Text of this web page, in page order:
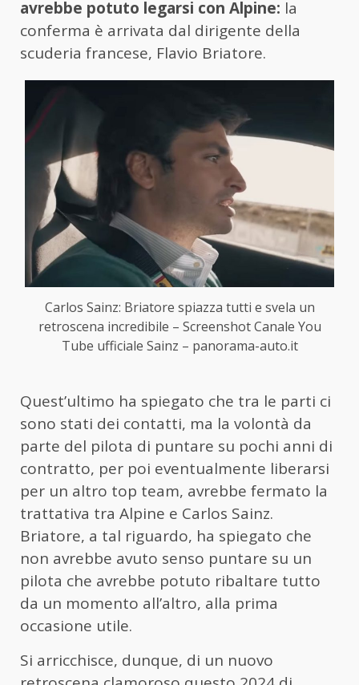
avrebbe potuto legarsi con Alpine: la
conferma è arrivata dal dirigente della
scuderia francese, Flavio Briatore.
Carlos Sainz: Briatore spiazza tutti e svela un
retroscena incredibile – Screenshot Canale You
Tube ufficiale Sainz – panorama-auto.it
Quest’ultimo ha spiegato che tra le parti ci
sono stati dei contatti, ma la volontà da
parte del pilota di puntare su pochi anni di
contratto, per poi eventualmente liberarsi
per un altro top team, avrebbe fermato la
trattativa tra Alpine e Carlos Sainz.
Briatore, a tal riguardo, ha spiegato che
non avrebbe avuto senso puntare su un
pilota che avrebbe potuto ribaltare tutto
da un momento all’altro, alla prima
occasione utile.
Si arricchisce, dunque, di un nuovo